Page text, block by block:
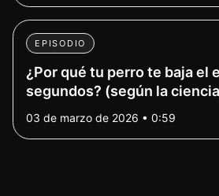
EPISODIO
¿Por qué tu perro te baja el
segundos? (según la
03 de marzo de 2026 • 0:59